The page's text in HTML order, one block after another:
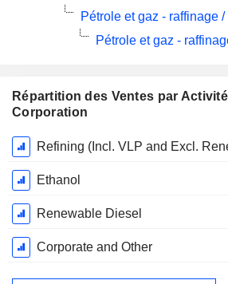
Répartition des Ventes par
Corporation
Période
Fiscale:
Décembre
Refining (Incl. VLP and Excl.
Ethanol
Renewable Diesel
Corporate and Other
Pétrole et gaz - raffinage
Pétrole et gaz -